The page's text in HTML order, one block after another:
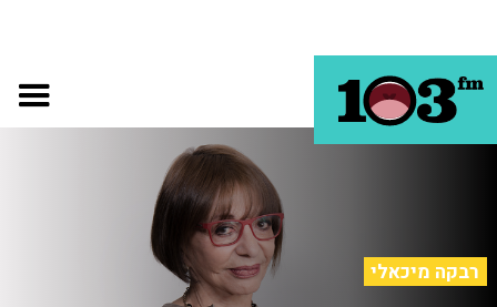
רבקה מיכאלי